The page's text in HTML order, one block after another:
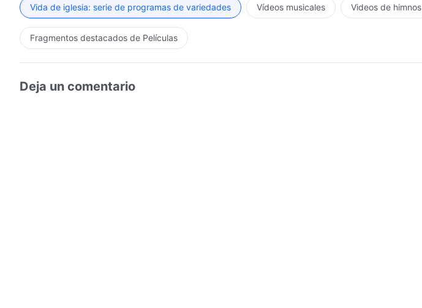
Vida de iglesia: serie de programas de variedades Vídeos musicales Videos de himnos
Fragmentos destacados de Películas
Deja un comentario